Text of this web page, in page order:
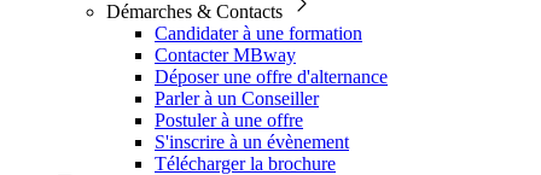
Démarches & Contacts
Candidater à une formation
Contacter MBway
Déposer une offre d'alternance
Parler à un Conseiller
Postuler à une offre
S'inscrire à un évènement
Télécharger la brochure